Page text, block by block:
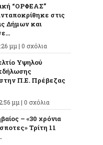
“ΟΡΦΕΑΣ”
στις
Δήμων και
μμ | 0 σχόλια
Υψηλού
Π.Ε. Πρέβεζας
μμ | 0 σχόλια
– «30 χρόνια
Τρίτη 11